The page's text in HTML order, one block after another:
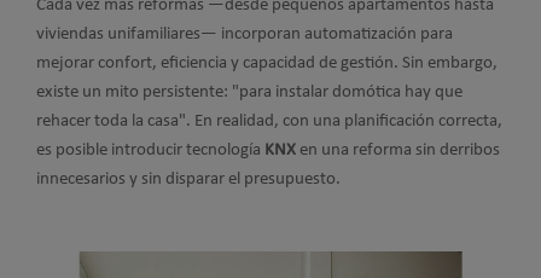
Cada vez más reformas —desde pequeños apartamentos hasta
viviendas unifamiliares— incorporan automatización para
mejorar confort, eficiencia y capacidad de gestión. Sin embargo,
existe un mito persistente: "para instalar domótica hay que
rehacer toda la casa". En realidad, con una planificación correcta,
es posible introducir tecnología KNX en una reforma sin derribos
innecesarios y sin disparar el presupuesto.